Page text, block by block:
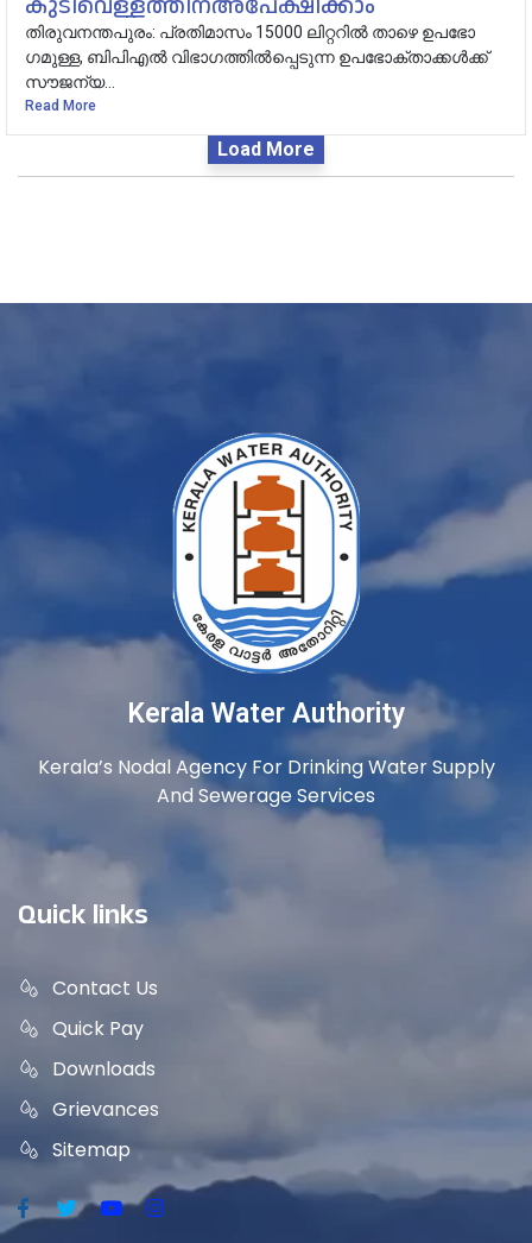
തിരുവനന്തപുരം: പ്രതിമാസം 15000 ലിറ്ററിൽ താഴെ ഉപഭോ​
ഗമുള്ള, ബിപിഎൽ വിഭാ​ഗത്തിൽപ്പെടുന്ന ഉപഭോക്താക്കൾക്ക്
സൗജന്യ...
Read More
Load More
Kerala Water Authority
Kerala’s Nodal Agency For Drinking Water Supply
And Sewerage Services
Quick links
Contact Us
Quick Pay
Downloads
Grievances
Sitemap